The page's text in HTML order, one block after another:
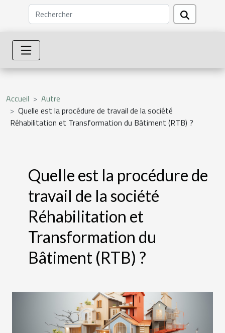
Accueil
Autre
Quelle est la procédure de travail de la société
Réhabilitation et Transformation du Bâtiment (RTB) ?
Quelle est la procédure de
travail de la société
Réhabilitation et
Transformation du
Bâtiment (RTB) ?